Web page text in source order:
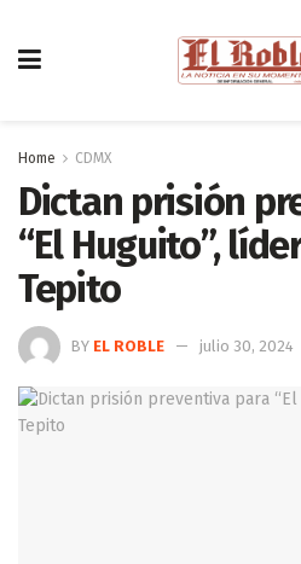
Home CDMX
Dictan prisión
“El Huguito”,
Tepito
BY EL ROBLE julio 30, 2024